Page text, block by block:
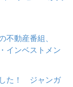
不動産番組、
インベストメン
た！ ジャンガ